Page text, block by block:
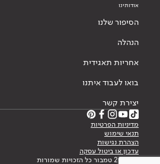
אודותינו
הסיפור שלנו
הנהלה
אחריות תאגידית
בואו לעבוד איתנו
יצירת קשר
מדיניות הפרטיות
תנאי שימוש
הצהרת נגישות
עדכון או ביטול עסקה
© 2026 טמבור כל הזכויות שמורות